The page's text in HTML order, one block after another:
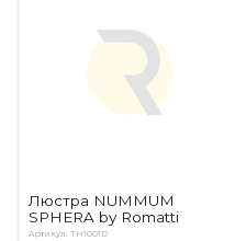
Люстра NUMMUM
SPHERA by Romatti
Артикул: TH1001D